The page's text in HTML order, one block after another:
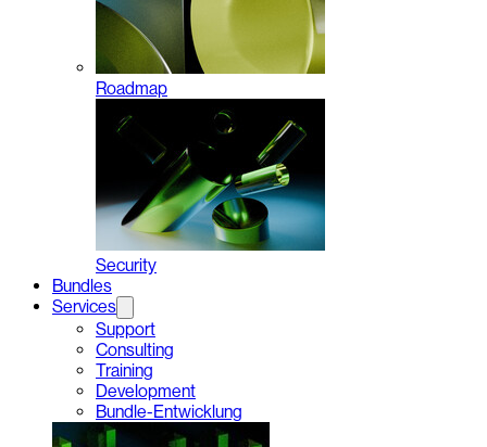
Roadmap
Security
Bundles
Services
Support
Consulting
Training
Development
Bundle-Entwicklung